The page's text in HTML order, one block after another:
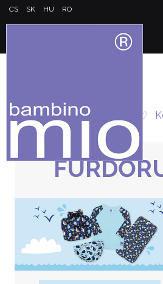
CS SK HU RO